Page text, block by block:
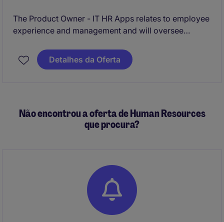
The Product Owner - IT HR Apps relates to employee
experience and management and will oversee
requirements and business needs. This role demands
active collaboration between business stakeholders
Detalhes da Oferta
Não encontrou a oferta de Human Resources
que procura?